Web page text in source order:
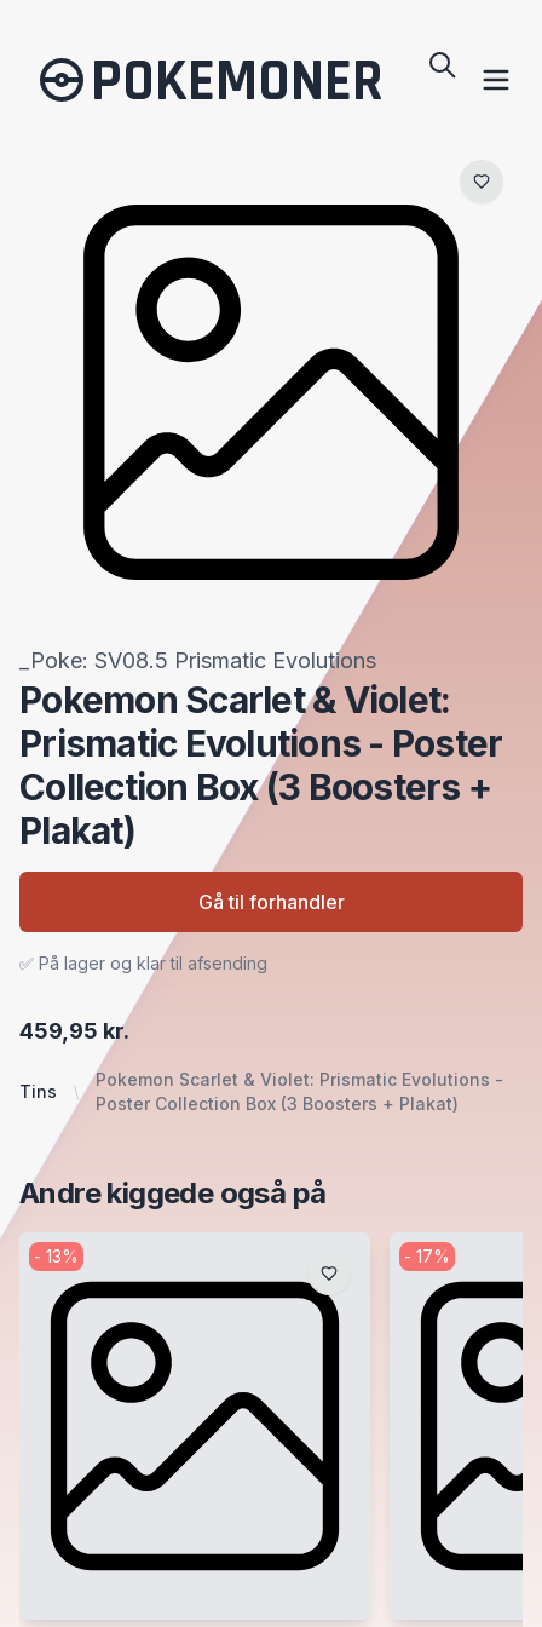
POKEMONER
_Poke: SV08.5 Prismatic Evolutions
Pokemon Scarlet & Violet:
Prismatic Evolutions - Poster
Collection Box (3 Boosters +
Plakat)
Tins
Pokemon Scarlet & Violet: Prismatic Evolutions -
Poster Collection Box (3 Boosters + Plakat)
459,95 kr.
✅ På lager og klar til afsending
Gå til forhandler
Andre kiggede også på
- 13% - 17%